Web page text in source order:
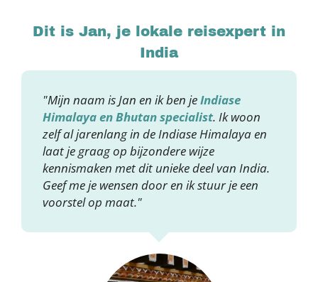
Dit is Jan, je lokale reisexpert in
India
"Mijn naam is Jan en ik ben jeIndiase
Himalaya en Bhutan specialist. Ik woon
zelf al jarenlang in de Indiase Himalaya en
laat je graag op bijzondere wijze
kennismaken met dit unieke deel van India.
Geef me je wensen door en ik stuur je een
voorstel op maat."